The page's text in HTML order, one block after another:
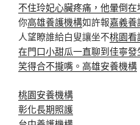
不住玲妃心臟疼痛，他暈倒
你高雄養護機構如許報嘉義養
人望瞭誰給白叟讓坐不桃園看
在門口小甜瓜一直聊到佳寧
笑得合不攏嘴。高雄安養機構
桃園安養機構
彰化長期照護